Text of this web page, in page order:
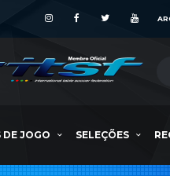
DE JOGO SELEÇÕES